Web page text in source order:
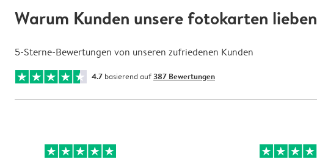
Warum Kunden unsere fotokarten lieben
5-Sterne-Bewertungen von unseren zufriedenen Kunden
4.7 basierend auf387 Bewertungen